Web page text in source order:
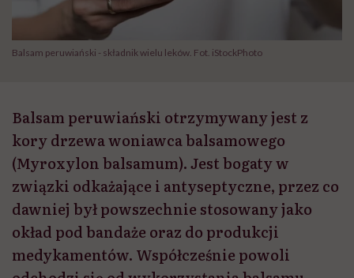
Balsam peruwiański - składnik wielu leków. Fot. iStockPhoto
Balsam peruwiański otrzymywany jest z
kory drzewa woniawca balsamowego
(Myroxylon balsamum). Jest bogaty w
związki odkażające i antyseptyczne, przez co
dawniej był powszechnie stosowany jako
okład pod bandaże oraz do produkcji
medykamentów. Współcześnie powoli